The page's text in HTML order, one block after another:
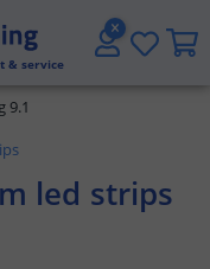
& service
9.1
led strips